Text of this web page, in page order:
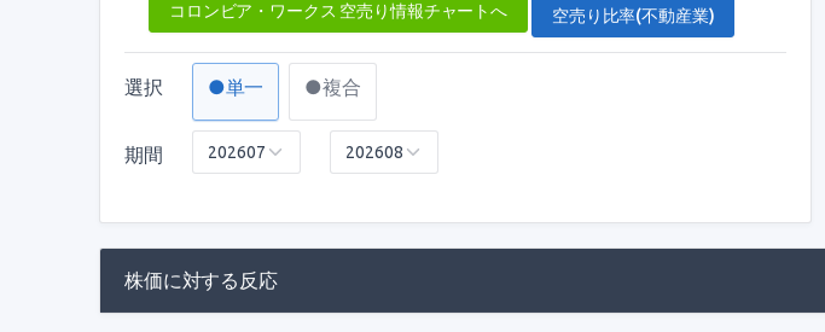
コロンビア・ワークス 空売り情報チャートへ 空売り比率(不動産業)
選択 ●単一 ●複合
期間
株価に対する反応